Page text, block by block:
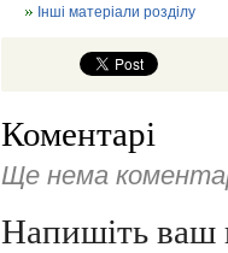
Інші матеріали розділу
Коментарі
Ще нема
Напишіть ваш